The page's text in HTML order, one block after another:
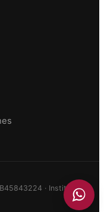
· Instituto
VER CESTA